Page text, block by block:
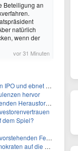
Beteiligung an
natürlich
wenn der
vor 31 Minuten
Schmerztherapie
hervor
Geschäftsumfeld hervor
dem Spiel?
Ferienbeginns
zielen